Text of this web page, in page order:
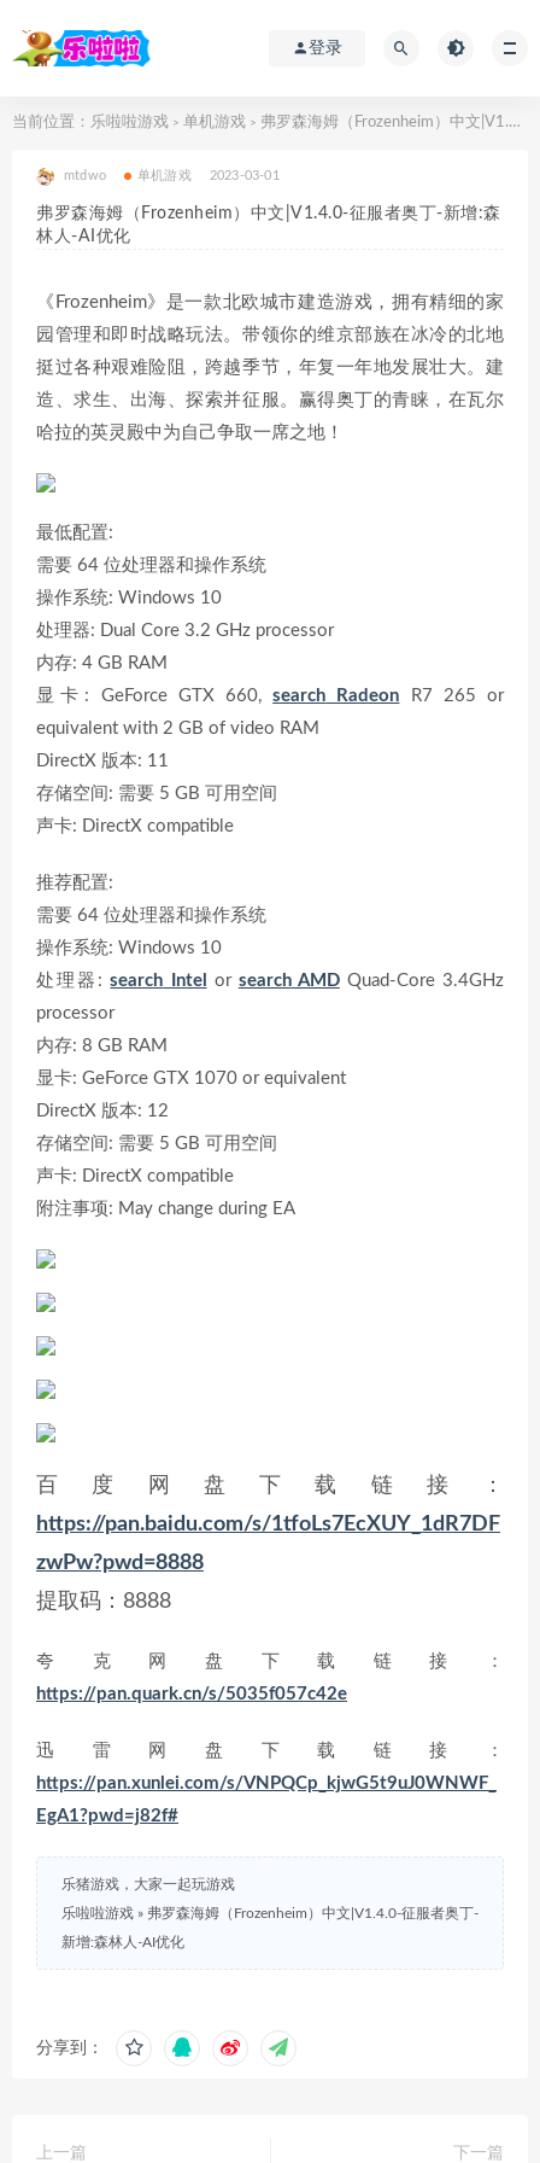
登录
当前位置： 乐啦啦游戏 > 单机游戏 > 弗罗森海姆（Frozenheim）中文|V1.4.0-征服者奥丁-新增:森林人-AI优化
mtdwo 单机游戏 2023-03-01
弗罗森海姆（Frozenheim）中文|V1.4.0-征服者奥丁-新增:森
林人-AI优化
《Frozenheim》是一款北欧城市建造游戏，拥有精细的家
园管理和即时战略玩法。带领你的维京部族在冰冷的北地
挺过各种艰难险阻，跨越季节，年复一年地发展壮大。建
造、求生、出海、探索并征服。赢得奥丁的青睐，在瓦尔
哈拉的英灵殿中为自己争取一席之地！
最低配置:
需要 64 位处理器和操作系统
操作系统: Windows 10
处理器: Dual Core 3.2 GHz processor
内存: 4 GB RAM
显卡: GeForce GTX 660,search Radeon R7 265 or
equivalent with 2 GB of video RAM
DirectX 版本: 11
存储空间: 需要 5 GB 可用空间
声卡: DirectX compatible
推荐配置:
需要 64 位处理器和操作系统
操作系统: Windows 10
处理器:search Intel or searchAMDQuad-Core 3.4GHz
processor
内存: 8 GB RAM
显卡: GeForce GTX 1070 or equivalent
DirectX 版本: 12
存储空间: 需要 5 GB 可用空间
声卡: DirectX compatible
附注事项: May change during EA
百度网盘下载链接：
https://pan.baidu.com/s/1tfoLs7EcXUY_1dR7DF
zwPw?pwd=8888
提取码：8888
夸克网盘下载链接：
https://pan.quark.cn/s/5035f057c42e
迅雷网盘下载链接：
https://pan.xunlei.com/s/VNPQCp_kjwG5t9uJ0WNWF_
EgA1?pwd=j82f#
乐猪游戏，大家一起玩游戏
乐啦啦游戏 » 弗罗森海姆（Frozenheim）中文|V1.4.0-征服者奥丁-
新增:森林人-AI优化
分享到：
上一篇 下一篇